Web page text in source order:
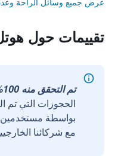
تقييمات حول
تم التحقق منه 100%
الحجوزات التي تم
مع شركائنا